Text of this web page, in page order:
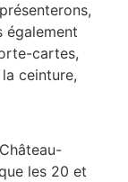
également
cartes,
ceinture,
les 20 et